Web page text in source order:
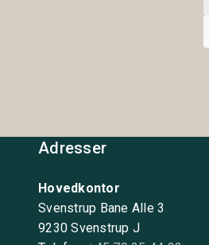
Adresser
Hovedkontor
Svenstrup Bane Alle 3
9230 Svenstrup J